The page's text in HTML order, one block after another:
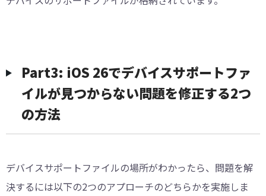
Part3: iOS 26でデバイスサポートファ
イルが見つからない問題を修正する2つ
の方法
デバイスサポートファイルの場所がわかったら、問題を解
決するには以下の2つのアプローチのどちらかを実施しま